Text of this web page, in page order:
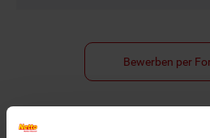
Bewerben per